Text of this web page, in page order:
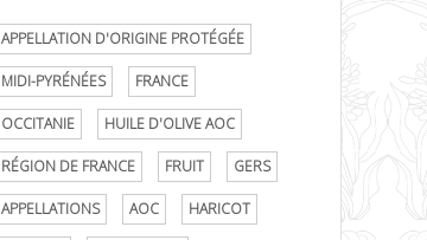
APPELLATION D'ORIGINE PROTÉGÉE
MIDI-PYRÉNÉES FRANCE
OCCITANIE HUILE D'OLIVE AOC
RÉGION DE FRANCE FRUIT GERS
APPELLATIONS AOC HARICOT